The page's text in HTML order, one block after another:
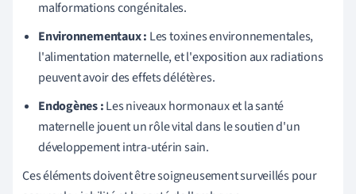
malformations congénitales.
Environnementaux : Les toxines environnementales,
l'alimentation maternelle, et l'exposition aux radiations
peuvent avoir des effets délétères.
Endogènes :Les niveaux hormonaux et la santé
maternelle jouent un rôle vital dans le soutien d'un
développement intra-utérin sain.
Ces éléments doivent être soigneusement surveillés pour